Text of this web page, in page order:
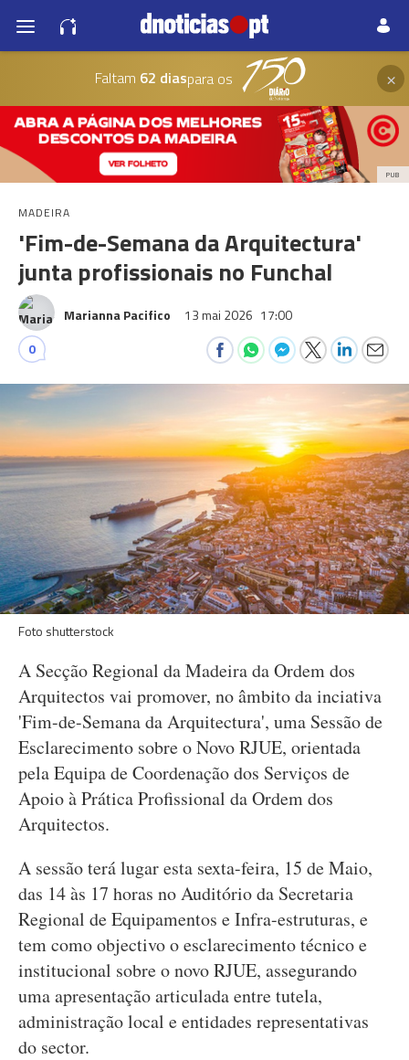
Faltam 62 diaspara os ×
PUB
MADEIRA
'Fim-de-Semana da Arquitectura'
junta profissionais no Funchal
Marianna Pacifico 13 mai 2026 17:00
0
Foto shutterstock
A Secção Regional da Madeira da Ordem dos
Arquitectos vai promover, no âmbito da inciativa
'Fim-de-Semana da Arquitectura', uma Sessão de
Esclarecimento sobre o Novo RJUE, orientada
pela Equipa de Coordenação dos Serviços de
Apoio à Prática Profissional da Ordem dos
Arquitectos.
A sessão terá lugar esta sexta-feira, 15 de Maio,
das 14 às 17 horas no Auditório da Secretaria
Regional de Equipamentos e Infra-estruturas, e
tem como objectivo o esclarecimento técnico e
institucional sobre o novo RJUE, assegurando
uma apresentação articulada entre tutela,
administração local e entidades representativas
do sector.